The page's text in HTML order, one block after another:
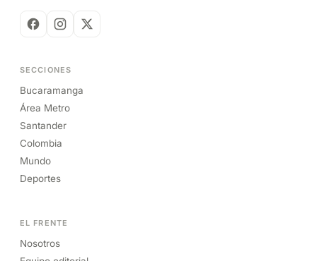
SECCIONES
Bucaramanga
Área Metro
Santander
Colombia
Mundo
Deportes
EL FRENTE
Nosotros